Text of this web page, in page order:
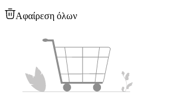
Αφαίρεση όλων